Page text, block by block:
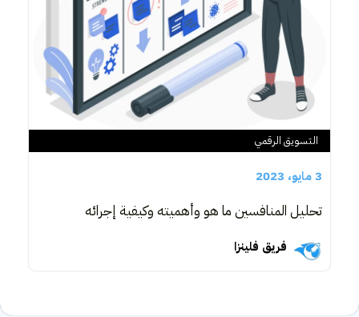
التسويق الرقمي
3 مايو، 2023
تحليل المنافسين ما هو وأهميته وكيفية إجرائه
فريق فلينزا